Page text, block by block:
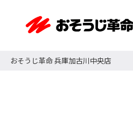
おそうじ革命 兵庫加古川中央店